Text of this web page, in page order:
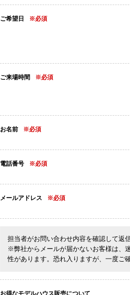
ご希望日 ※必須
ご来場時間 ※必須
お名前 ※必須
電話番号 ※必須
メールアドレス ※必須
担当者がお問い合わせ内容を確認して返
※弊社からメールが届かないお客様は、
性があります。恐れ入りますが、一度ご